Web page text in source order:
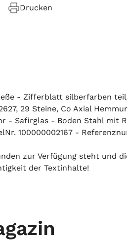
Drucken
- Zifferblatt silberfarben
29 Steine, Co Axial
- Safirglas - Boden Stahl mit
100000002167 -
zur Verfügung steht und
der Textinhalte!